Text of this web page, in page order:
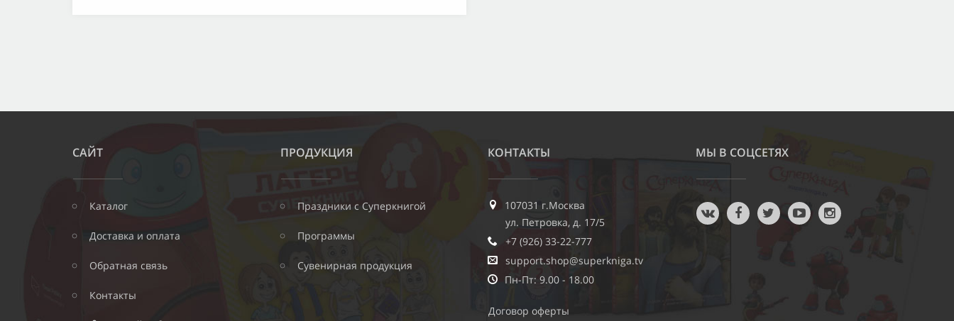
САЙТ
Каталог
Доставка и оплата
Обратная связь
Контакты
ПРОДУКЦИЯ
Праздники с Суперкнигой
Программы
Сувенирная продукция
КОНТАКТЫ
107031 г.Москва
ул. Петровка, д. 17/5
+7 (926) 33-22-777
support.shop@superkniga.tv
Пн-Пт: 9.00 - 18.00
Договор оферты
МЫ В СОЦСЕТЯХ